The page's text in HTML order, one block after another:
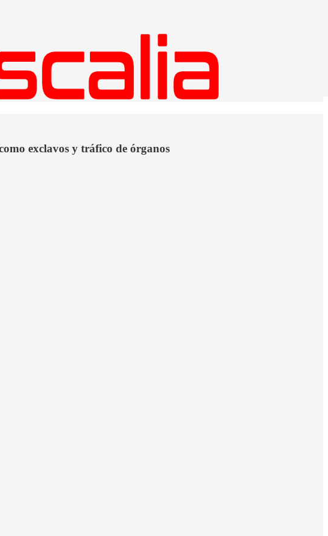
exclavos y tráfico de órganos